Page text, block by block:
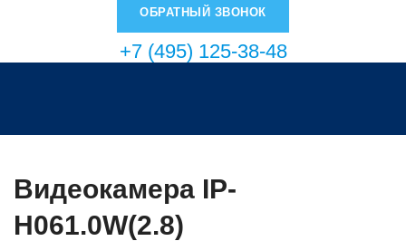
ОБРАТНЫЙ ЗВОНОК
+7 (495) 125-38-48
Видеокамера IP-
H061.0W(2.8)